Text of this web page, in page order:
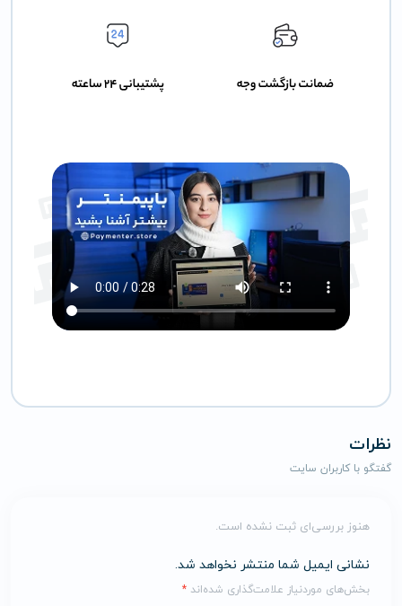
نظرات
گفتگو با کاربران سایت
هنوز بررسی‌ای ثبت نشده است.
نشانی ایمیل شما منتشر نخواهد شد.
بخش‌های موردنیاز علامت‌گذاری شده‌اند *